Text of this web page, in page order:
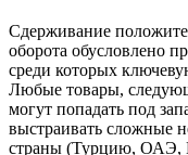
Сдерживание
оборота обусловлено
среди которых
Любые товары,
могут попадать под
выстраивать сложные
страны (Турцию, ОАЭ,